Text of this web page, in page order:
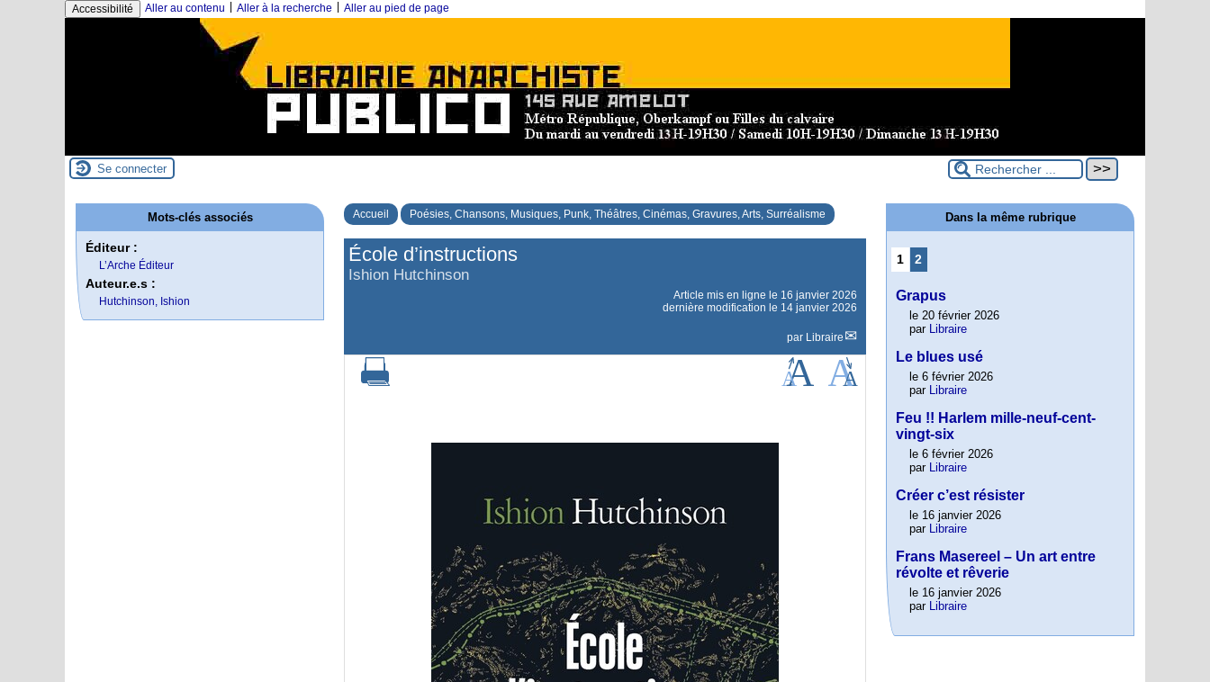
Accessibilité Aller au contenu Aller à la recherche Aller au pied de page
Se connecter
Accueil Poésies, Chansons, Musiques, Punk, Théâtres, Cinémas, Gravures, Arts, Surréalisme
École d’instructions
Ishion Hutchinson
Article mis en ligne le 16 janvier 2026
dernière modification le 14 janvier 2026
par Libraire
Mots-clés associés
Éditeur :
L’Arche Éditeur
Auteur.e.s :
Hutchinson, Ishion
Dans la même rubrique
1 2
Grapus
le 20 février 2026
par Libraire
Le blues usé
le 6 février 2026
par Libraire
Feu !! Harlem mille-neuf-cent-
vingt-six
le 6 février 2026
par Libraire
Créer c’est résister
le 16 janvier 2026
par Libraire
Frans Masereel – Un art entre
révolte et rêverie
le 16 janvier 2026
par Libraire